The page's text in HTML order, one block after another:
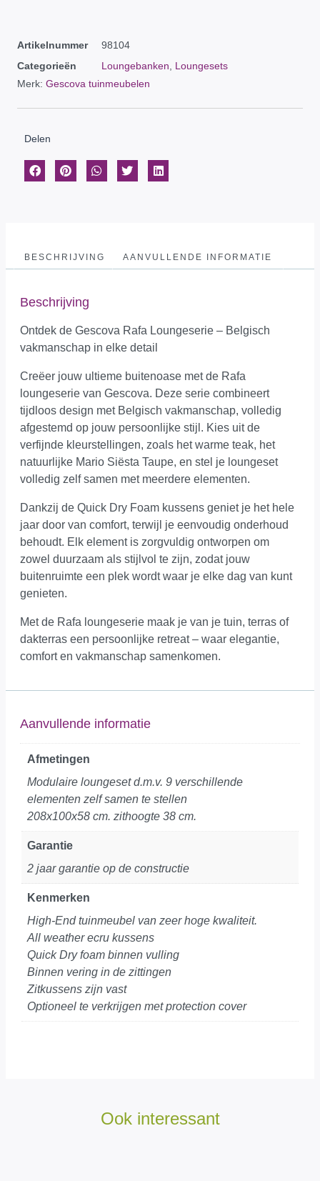
Artikelnummer
98104
Categorieën
Loungebanken
Loungesets
Merk: Gescova tuinmeubelen
Delen
BESCHRIJVING AANVULLENDE INFORMATIE
Beschrijving
Ontdek de Gescova Rafa Loungeserie – Belgisch
vakmanschap in elke detail
Creëer jouw ultieme buitenoase met de Rafa
loungeserie van Gescova. Deze serie combineert
tijdloos design met Belgisch vakmanschap, volledig
afgestemd op jouw persoonlijke stijl. Kies uit de
verfijnde kleurstellingen, zoals het warme teak, het
natuurlijke Mario Siësta Taupe, en stel je loungeset
volledig zelf samen met meerdere elementen.
Dankzij de Quick Dry Foam kussens geniet je het hele
jaar door van comfort, terwijl je eenvoudig onderhoud
behoudt. Elk element is zorgvuldig ontworpen om
zowel duurzaam als stijlvol te zijn, zodat jouw
buitenruimte een plek wordt waar je elke dag van kunt
genieten.
Met de Rafa loungeserie maak je van je tuin, terras of
dakterras een persoonlijke retreat – waar elegantie,
comfort en vakmanschap samenkomen.
Aanvullende informatie
Afmetingen
Modulaire loungeset d.m.v. 9 verschillende
elementen zelf samen te stellen
208x100x58 cm. zithoogte 38 cm.
Garantie
2 jaar garantie op de constructie
Kenmerken
High-End tuinmeubel van zeer hoge kwaliteit.
All weather ecru kussens
Quick Dry foam binnen vulling
Binnen vering in de zittingen
Zitkussens zijn vast
Optioneel te verkrijgen met protection cover
Ook interessant